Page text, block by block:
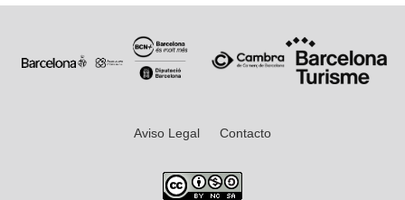
Aviso Legal Contacto